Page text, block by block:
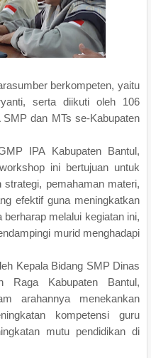
berkompeten, yaitu
serta diikuti oleh 106
dan MTs se-Kabupaten
IPA Kabupaten Bantul,
ini bertujuan untuk
strategi, pemahaman materi,
efektif guna meningkatkan
melalui kegiatan ini,
murid menghadapi
Kepala Bidang SMP Dinas
Raga Kabupaten Bantul,
arahannya menekankan
kompetensi guru
mutu pendidikan di